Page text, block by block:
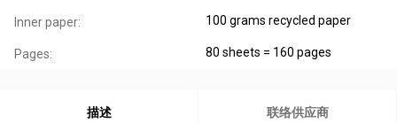
Inner paper: 100 grams recycled paper
Pages: 80 sheets = 160 pages
描述 联络供应商